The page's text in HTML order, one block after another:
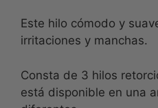
Este hilo cómodo y
irritaciones y manchas.
Consta de 3 hilos
está disponible en una